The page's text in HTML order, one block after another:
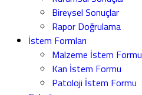
Bireysel Sonuçlar
Rapor Doğrulama
İstem Formları
Malzeme İstem Formu
Kan İstem Formu
Patoloji İstem Formu